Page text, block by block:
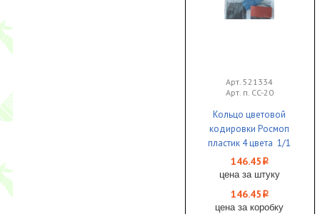
Арт. 521334
Арт. п. CC-20
Кольцо цветовой
кодировки Росмоп
пластик 4 цвета 1/1
146.45 i
цена за штуку
146.45 i
цена за коробку